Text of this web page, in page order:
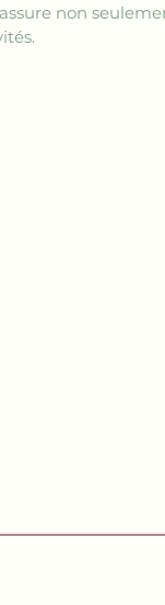
non